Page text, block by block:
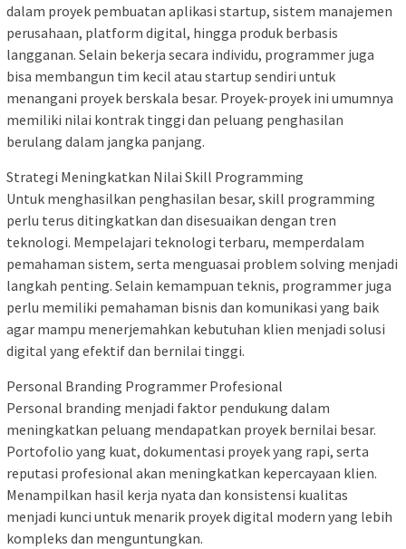
dalam proyek pembuatan aplikasi startup, sistem manajemen
perusahaan, platform digital, hingga produk berbasis
langganan. Selain bekerja secara individu, programmer juga
bisa membangun tim kecil atau startup sendiri untuk
menangani proyek berskala besar. Proyek-proyek ini umumnya
memiliki nilai kontrak tinggi dan peluang penghasilan
berulang dalam jangka panjang.
Strategi Meningkatkan Nilai Skill Programming
Untuk menghasilkan penghasilan besar, skill programming
perlu terus ditingkatkan dan disesuaikan dengan tren
teknologi. Mempelajari teknologi terbaru, memperdalam
pemahaman sistem, serta menguasai problem solving menjadi
langkah penting. Selain kemampuan teknis, programmer juga
perlu memiliki pemahaman bisnis dan komunikasi yang baik
agar mampu menerjemahkan kebutuhan klien menjadi solusi
digital yang efektif dan bernilai tinggi.
Personal Branding Programmer Profesional
Personal branding menjadi faktor pendukung dalam
meningkatkan peluang mendapatkan proyek bernilai besar.
Portofolio yang kuat, dokumentasi proyek yang rapi, serta
reputasi profesional akan meningkatkan kepercayaan klien.
Menampilkan hasil kerja nyata dan konsistensi kualitas
menjadi kunci untuk menarik proyek digital modern yang lebih
kompleks dan menguntungkan.